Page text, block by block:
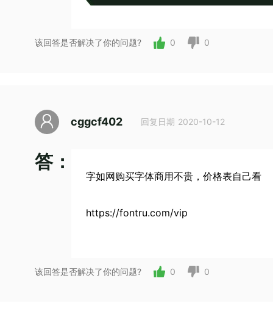
该回答是否解决了你的问题? 0 0
cggcf402 回复日期 2020-10-12
答：
字如网购买字体商用不贵，价格表自己看
https://fontru.com/vip
该回答是否解决了你的问题? 0 0